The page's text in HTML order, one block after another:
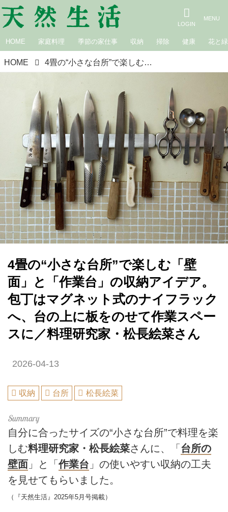
HOME 家庭料理 季節の家仕事 収納 掃除 健康 花と緑
HOME 4畳の“小さな台所”で楽しむ「壁面」と「作業台」の収納アイデア。包丁はマグネット式のナイフラックへ、台の上に板をのせて作業スペースに／料理研究家・松長絵菜さん
4畳の“小さな台所”で楽しむ「壁
面」と「作業台」の収納アイデア。
包丁はマグネット式のナイフラック
へ、台の上に板をのせて作業スペー
スに／料理研究家・松長絵菜さん
2026-04-13
収納 台所 松長絵菜
自分に合ったサイズの“小さな台所”で料理を楽
しむ料理研究家・松長絵菜さんに、「 台所の
壁面 」と「作業台 」の使いやすい収納の工夫
を見せてもらいました。
（『天然生活』2025年5月号掲載）